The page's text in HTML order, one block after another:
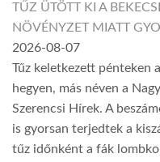
TŰZ ÜTÖTT KI A
NÖVÉNYZET MIATT
2026-08-07
Tűz keletkezett pénteken
hegyen, más néven a
Szerencsi Hírek. A
is gyorsan terjedtek a
tűz időnként a fák